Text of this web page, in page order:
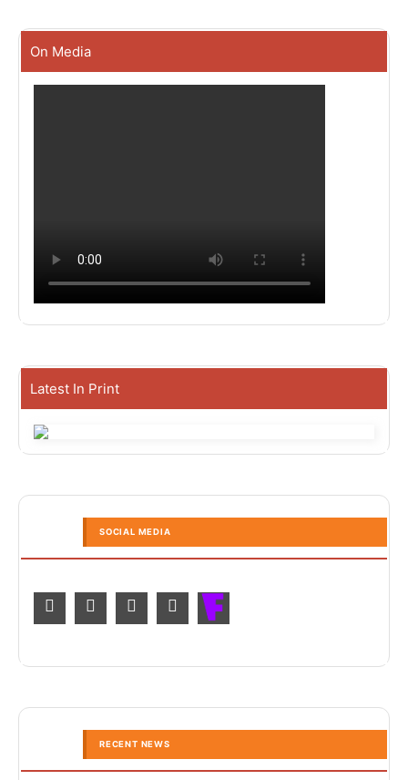
On Media
Latest In Print
SOCIAL MEDIA
RECENT NEWS